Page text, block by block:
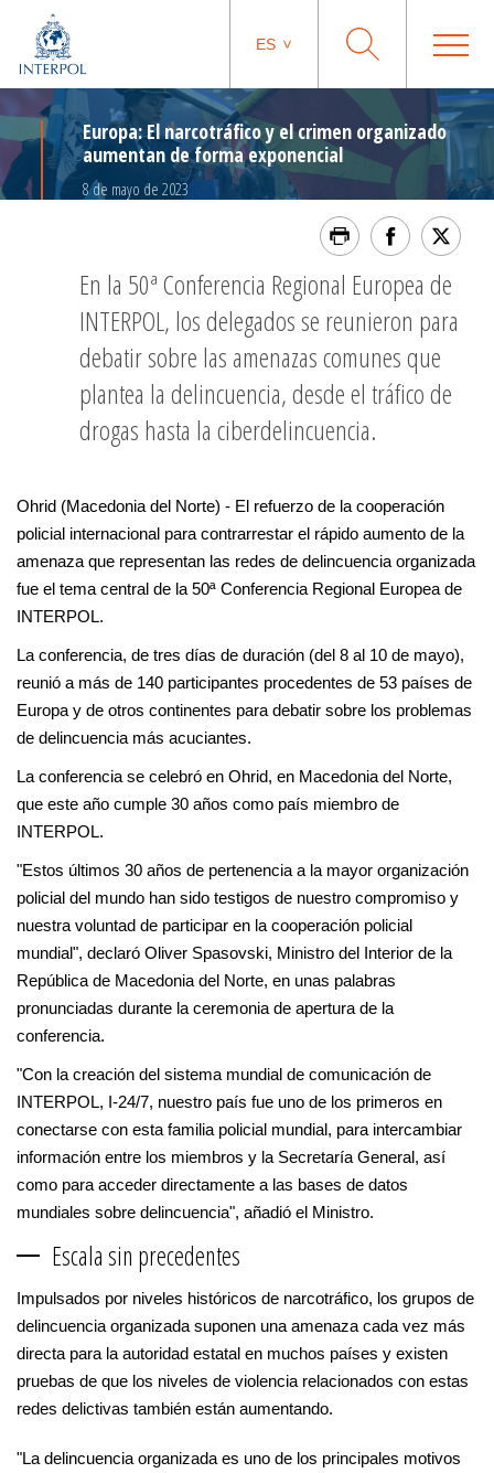
ES
Europa: El narcotráfico y el crimen organizado
aumentan de forma exponencial
8 de mayo de 2023
En la 50ª Conferencia Regional Europea de
INTERPOL, los delegados se reunieron para
debatir sobre las amenazas comunes que
plantea la delincuencia, desde el tráfico de
drogas hasta la ciberdelincuencia.
Ohrid (Macedonia del Norte) - El refuerzo de la cooperación
policial internacional para contrarrestar el rápido aumento de la
amenaza que representan las redes de delincuencia organizada
fue el tema central de la 50ª Conferencia Regional Europea de
INTERPOL.
La conferencia, de tres días de duración (del 8 al 10 de mayo),
reunió a más de 140 participantes procedentes de 53 países de
Europa y de otros continentes para debatir sobre los problemas
de delincuencia más acuciantes.
La conferencia se celebró en Ohrid, en Macedonia del Norte,
que este año cumple 30 años como país miembro de
INTERPOL.
"Estos últimos 30 años de pertenencia a la mayor organización
policial del mundo han sido testigos de nuestro compromiso y
nuestra voluntad de participar en la cooperación policial
mundial", declaró Oliver Spasovski, Ministro del Interior de la
República de Macedonia del Norte, en unas palabras
pronunciadas durante la ceremonia de apertura de la
conferencia.
"Con la creación del sistema mundial de comunicación de
INTERPOL, I-24/7, nuestro país fue uno de los primeros en
conectarse con esta familia policial mundial, para intercambiar
información entre los miembros y la Secretaría General, así
como para acceder directamente a las bases de datos
mundiales sobre delincuencia", añadió el Ministro.
Escala sin precedentes
Impulsados por niveles históricos de narcotráfico, los grupos de
delincuencia organizada suponen una amenaza cada vez más
directa para la autoridad estatal en muchos países y existen
pruebas de que los niveles de violencia relacionados con estas
redes delictivas también están aumentando.
"La delincuencia organizada es uno de los principales motivos